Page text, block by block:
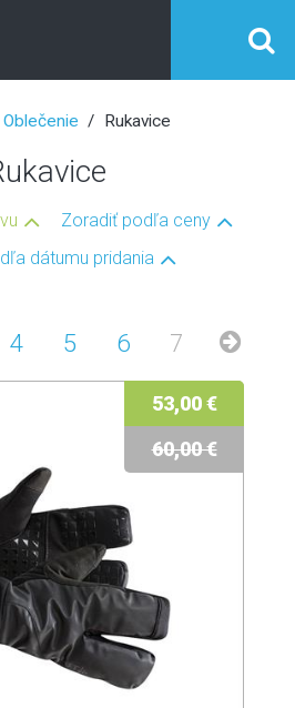
Oblečenie Rukavice
Zoradiť podľa ceny
dátumu pridania
4 5 6 7
53,00 €
60,00 €